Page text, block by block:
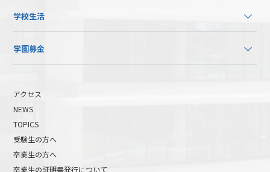
学校生活
学園募金
アクセス
NEWS
TOPICS
受験生の方へ
卒業生の方へ
卒業生の証明書発行について